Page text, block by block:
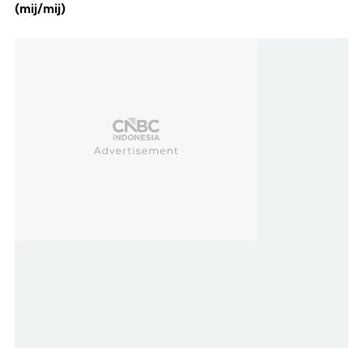
(mij/mij)